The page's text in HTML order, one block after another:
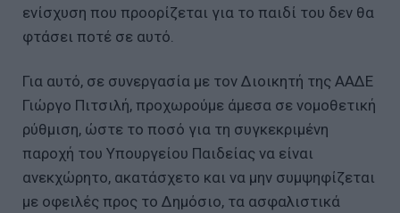
ενίσχυση που προορίζεται για το παιδί του δεν θα
φτάσει ποτέ σε αυτό.
Για αυτό, σε συνεργασία με τον Διοικητή της ΑΑΔΕ
Γιώργο Πιτσιλή, προχωρούμε άμεσα σε νομοθετική
ρύθμιση, ώστε το ποσό για τη συγκεκριμένη
παροχή του Υπουργείου Παιδείας να είναι
ανεκχώρητο, ακατάσχετο και να μην συμψηφίζεται
με οφειλές προς το Δημόσιο, τα ασφαλιστικά